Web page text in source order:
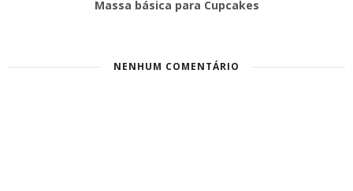
Massa básica para Cupcakes
NENHUM COMENTÁRIO